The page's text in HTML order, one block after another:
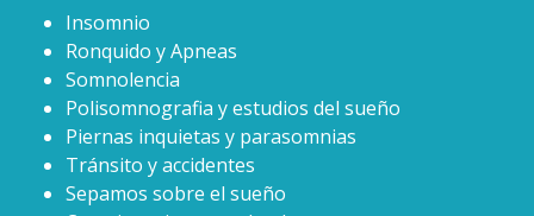
Insomnio
Ronquido y Apneas
Somnolencia
Polisomnografia y estudios del sueño
Piernas inquietas y parasomnias
Tránsito y accidentes
Sepamos sobre el sueño